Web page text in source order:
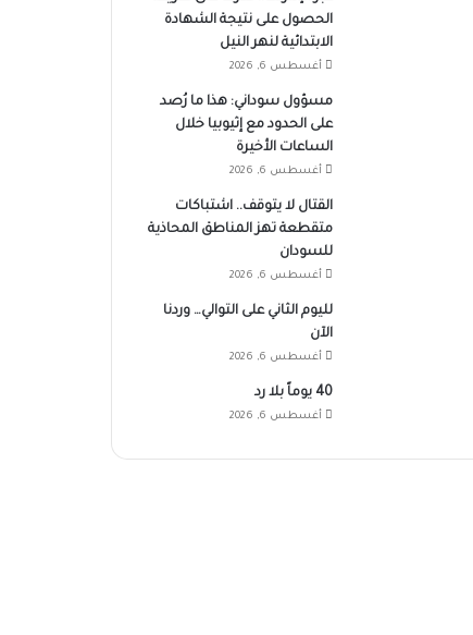
الحصول على نتيجة الشهادة
الابتدائية لنهر النيل
أغسطس 6, 2026
مسؤول سوداني: هذا ما رُصد
على الحدود مع إثيوبيا خلال
الساعات الأخيرة
أغسطس 6, 2026
القتال لا يتوقف.. اشتباكات
متقطعة تهز المناطق المحاذية
للسودان
أغسطس 6, 2026
لليوم الثاني على التوالي… وردنا
الآن
أغسطس 6, 2026
40 يوماً بلا رد
أغسطس 6, 2026